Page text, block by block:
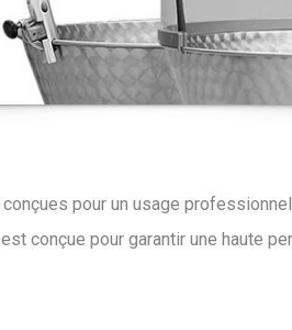
pour un usage professionnel
conçue pour garantir une haute